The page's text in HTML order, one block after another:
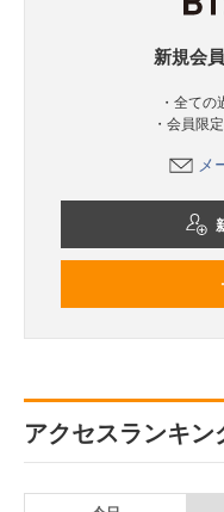
新規会
・全て
・会員限
メ
アクセスランキン